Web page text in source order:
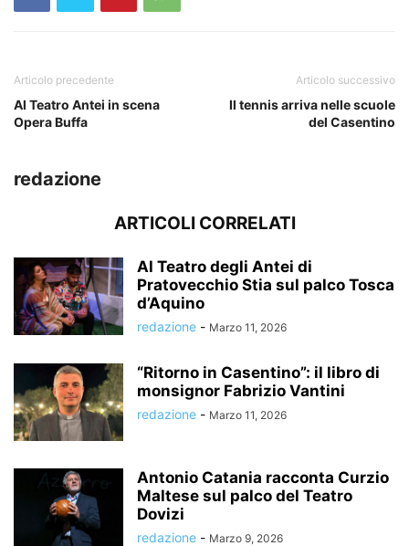
Articolo precedente
Al Teatro Antei in scena
Opera Buffa
Articolo successivo
Il tennis arriva nelle scuole
del Casentino
redazione
ARTICOLI CORRELATI
Al Teatro degli Antei di
Pratovecchio Stia sul palco Tosca
d’Aquino
redazione - Marzo 11, 2026
“Ritorno in Casentino”: il libro di
monsignor Fabrizio Vantini
redazione - Marzo 11, 2026
Antonio Catania racconta Curzio
Maltese sul palco del Teatro
Dovizi
redazione - Marzo 9, 2026